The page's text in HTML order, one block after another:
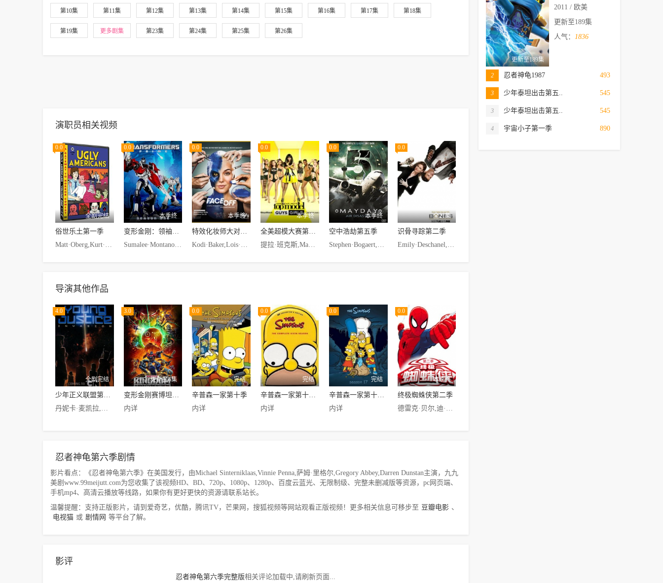
第10集 第11集 第12集 第13集 第14集 第15集 第16集 第17集 第18集
第19集 更多剧集 第23集 第24集 第25集 第26集
演职员相关视频
0.0
全剧完结
俗世乐土第一季
0.0
本季终
Sumalee·Montano,Josh·Keaton,Kevin·Michael·Richardson,Peter·Cullen,Tania·Gunadi
0.0
本季终
0.0
本季终
0.0
本季终
空中浩劫第五季
0.0
全21集
识骨寻踪第二季
导演其他作品
4.0
全剧完结
少年正义联盟第二季
丹妮卡·麦凯拉,诺兰·诺斯,Jason·Spisak,Cameron·Bowen,莱西·沙伯特,蒂姆·克里,布鲁斯·格林伍德,Logan·Grove
3.0
更新至6集
变形金刚赛博坦之战第三季
内详
0.0
完结
辛普森一家第十季
内详
0.0
完结
辛普森一家第十六季
内详
0.0
完结
辛普森一家第十七季
内详
0.0
本季终
终极蜘蛛侠第二季
德雷克·贝尔,迪·布拉雷·贝克尔,Ogie·Banks
忍者神龟第六季剧情
影片看点：《忍者神龟第六季》在美国发行，由Michael Sinterniklaas,Vinnie Penna,萨姆·里格尔,Gregory Abbey,Darren Dunstan主演，九九
美剧www.99meijutt.com为您收集了该视频HD、BD、720p、1080p、1280p、百度云蓝光、无限制级、完整未删减版等资源，pc网页端、
手机mp4、高清云播放等线路，如果你有更好更快的资源请联系站长。
温馨提醒：支持正版影片，请到爱奇艺，优酷，腾讯TV，芒果网，搜狐视频等网站观看正版视频！更多相关信息可移步至 豆瓣电影 、
电视猫 或 剧情网 等平台了解。
影评
忍者神龟第六季完整版相关评论加载中,请刷新页面...
更新至189集
2011 / 欧美
更新至189集
人气：
1836
2 忍者神龟1987 493
3 少年泰坦出击第五.. 545
3 少年泰坦出击第五.. 545
4 宇宙小子第一季 890